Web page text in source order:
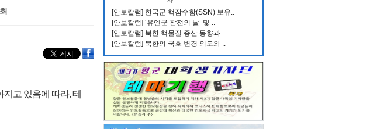
고 있음에 따라, 테
[안보칼럼] 한국군 핵잠수함(SSN) 보유..
[안보칼럼] ‘유엔군 참전의 날’ 및 ..
[안보칼럼] 북한 핵물질 증산 동향과 ..
[안보칼럼] 북한의 국호 변경 의도와 ..